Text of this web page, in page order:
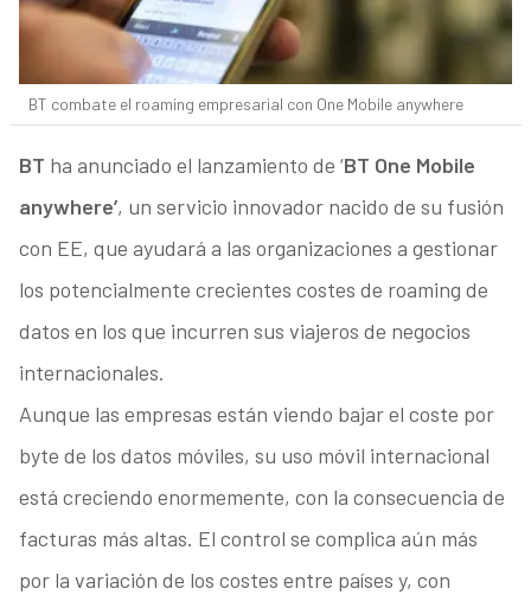
BT combate el roaming empresarial con One Mobile anywhere
BT ha anunciado el lanzamiento de ‘BT One Mobile
anywhere’, un servicio innovador nacido de su fusión
con EE, que ayudará a las organizaciones a gestionar
los potencialmente crecientes costes de roaming de
datos en los que incurren sus viajeros de negocios
internacionales.
Aunque las empresas están viendo bajar el coste por
byte de los datos móviles, su uso móvil internacional
está creciendo enormemente, con la consecuencia de
facturas más altas. El control se complica aún más
por la variación de los costes entre países y, con